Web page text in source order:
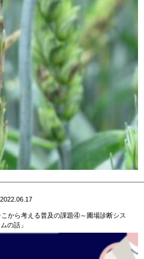
2022.06.17
から考える普及の課題④～圃場診断シス
の話」